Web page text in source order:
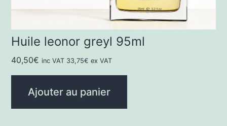
Huile leonor greyl 95ml
40,50€ inc VAT 33,75€ ex VAT
Ajouter au panier